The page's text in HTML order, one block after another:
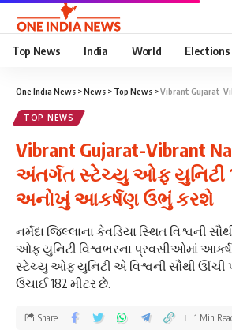
Top News India World Elections
One India News >News > Top News >Vibrant Gujarat-Vibrant Narmada
TOP NEWS
Vibrant Gujarat-Vibrant
અંતર્ગત સ્ટેચ્યુ ઓફ યુનિટી
અનોખું આકર્ષણ ઉભું કરશે
નર્મદા જિલ્લાના કેવડિયા સ્થિત વિશ્વની
ઓફ યુનિટી વિશ્વભરના પ્રવસીઓમાં
સ્ટેચ્યુ ઓફ યુનિટી એ વિશ્વની સૌથી ઊંચી
ઉંચાઈ 182 મીટર છે.
Share 1 Min